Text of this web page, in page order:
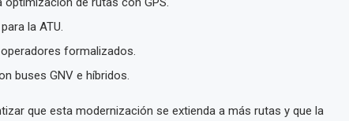
para la ATU.
formalizados.
buses GNV e híbridos.
que esta modernización se extienda a más rutas y que la